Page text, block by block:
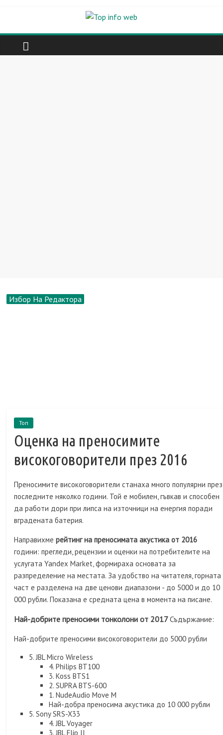
Избор На Редактора
Топ
Оценка на преносимите
високоговорители през 2016
Преносимите високоговорители станаха много популярни през
последните няколко години. Той е мобилен, гъвкав и способен
да работи дори при липса на източници на енергия поради
вградената батерия.
Направихмерейтинг на преносимата акустика от 2016
години: прегледи, рецензии и оценки на потребителите на
услугата Yandex Market, формираха основата за
разпределение на местата. За удобство на читателя, горната
част е разделена на две ценови диапазони - до 5000 и до 10
000 рубли. Показана е средната цена в момента на писане.
Най-добрите преносими тонколони от 2017Съдържание:
Най-добрите преносими високоговорители до 5000 рубли
5. JBL Micro Wireless
4. Philips BT100
3. Koss BTS1
2. SUPRA BTS-600
1. NudeAudio Move M
Най-добра преносима акустика до 10 000 рубли
5. Sony SRS-X33
4. JBL Voyager
3. JBL Flip II